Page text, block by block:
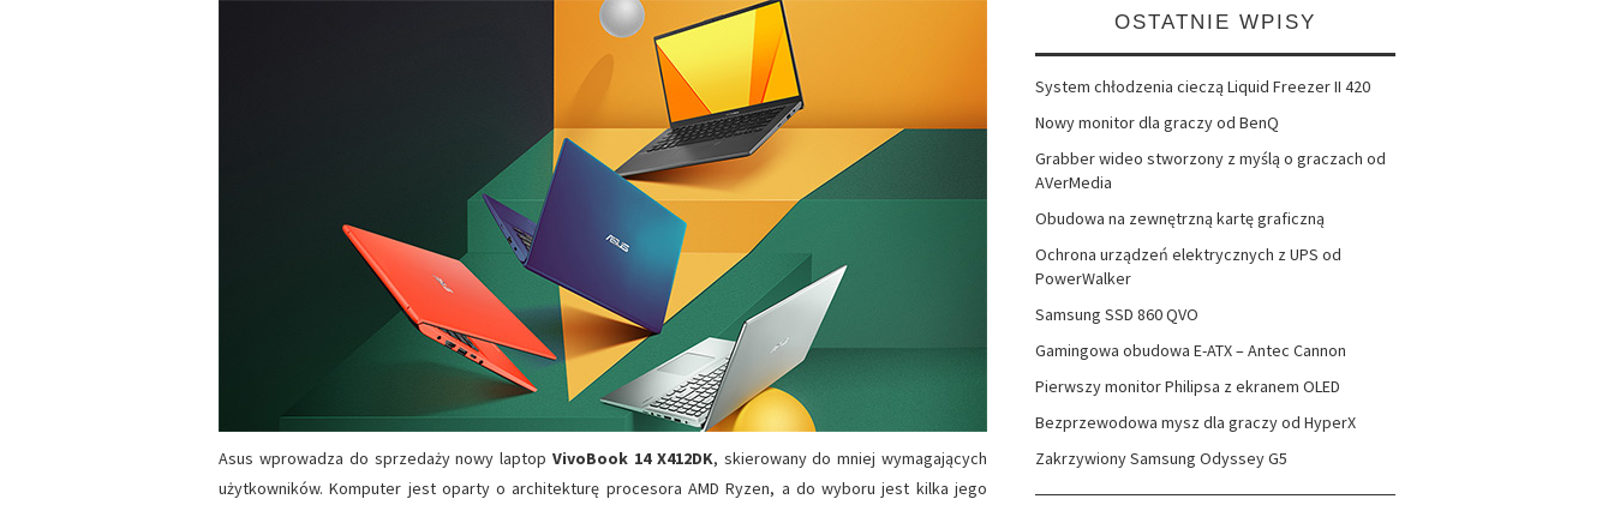
Asus wprowadza do sprzedaży nowy laptop VivoBook 14 X412DK, skierowany do mniej wymagających
użytkowników. Komputer jest oparty o architekturę procesora AMD Ryzen, a do wyboru jest kilka jego
OSTATNIE WPISY
System chłodzenia cieczą Liquid Freezer II 420
Nowy monitor dla graczy od BenQ
Grabber wideo stworzony z myślą o graczach od
AVerMedia
Obudowa na zewnętrzną kartę graficzną
Ochrona urządzeń elektrycznych z UPS od
PowerWalker
Samsung SSD 860 QVO
Gamingowa obudowa E-ATX – Antec Cannon
Pierwszy monitor Philipsa z ekranem OLED
Bezprzewodowa mysz dla graczy od HyperX
Zakrzywiony Samsung Odyssey G5